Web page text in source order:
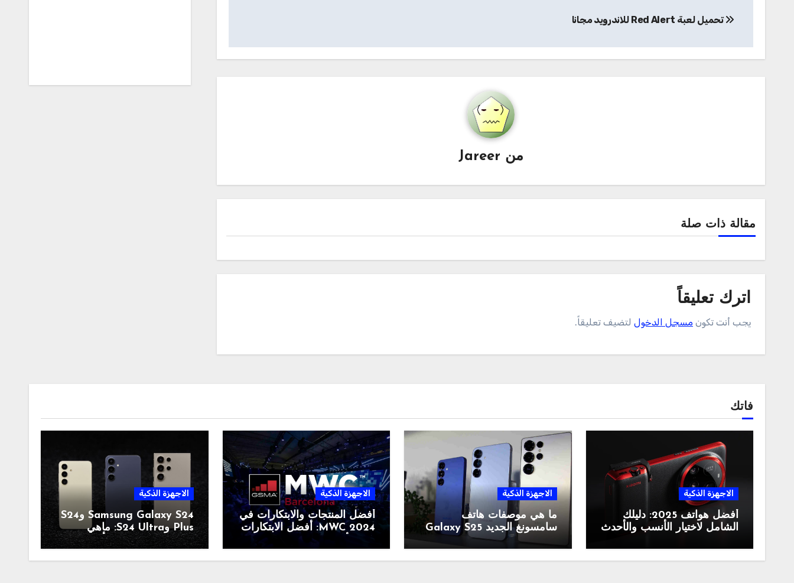
المقالات
تحميل لعبة Red Alert للاندرويد مجانا
من Jareer
مقالة ذات صلة
اترك تعليقاً
يجب أنت تكون مسجل الدخول لتضيف تعليقاً.
فاتك
الاجهزة الذكية
أفضل هواتف 2025: دليلك
الشامل لاختيار الأنسب والأحدث
الاجهزة الذكية
ما هي موصفات هاتف
سامسونغ الجديد Galaxy S25
الاجهزة الذكية
أفضل المنتجات والابتكارات في
MWC 2024: أفضل الابتكارات
التي رأيناها في المعرض
الاجهزة الذكية
Samsung Galaxy S24 وS24
Plus وS24 Ultra: ماهي
موصفات والسعر والألوان؟